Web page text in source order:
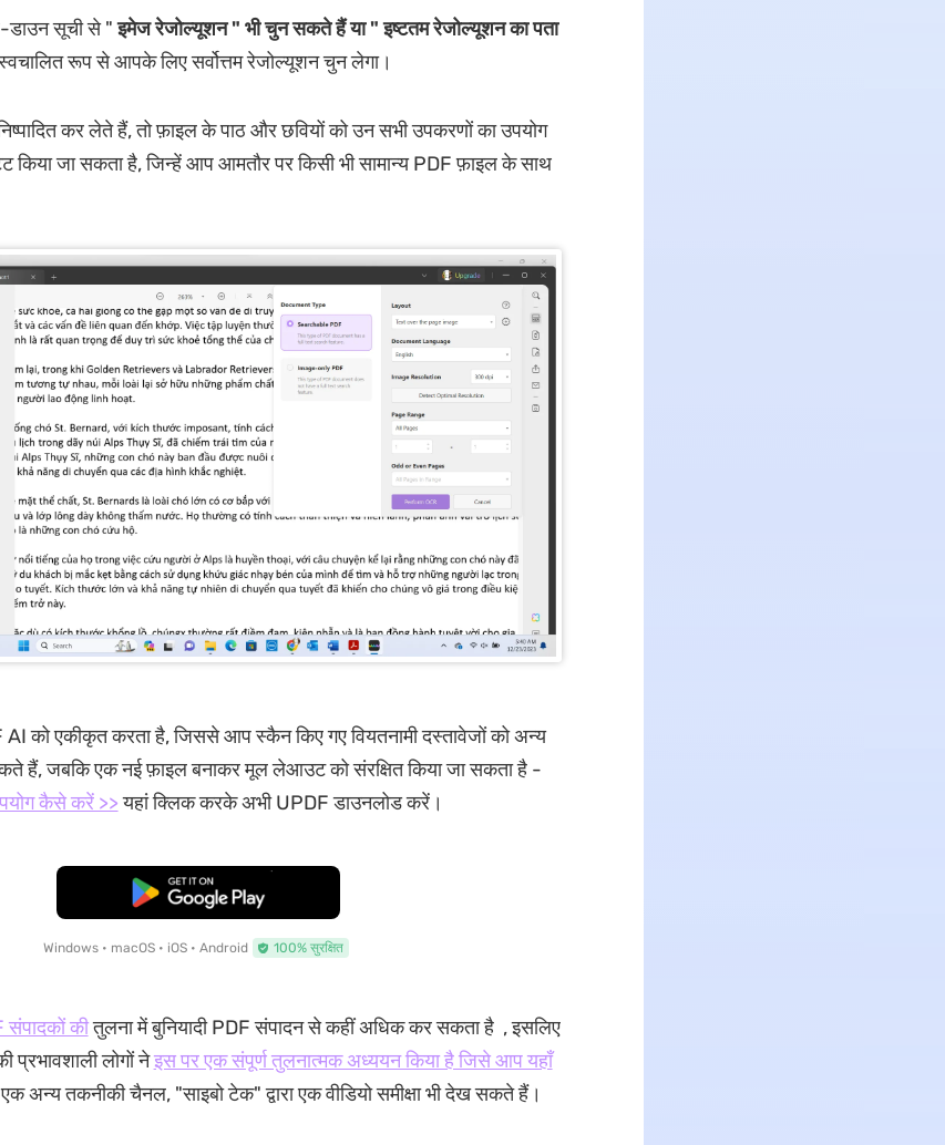
डाउन सूची से "इमेज रेजोल्यूशन " भी चुन सकते हैं या "इष्टतम रेजोल्यूशन का पता
रूप से आपके लिए सर्वोत्तम रेजोल्यूशन चुन लेगा।
कर लेते हैं, तो फ़ाइल के पाठ और छवियों को उन सभी उपकरणों का उपयोग
किया जा सकता है, जिन्हें आप आमतौर पर किसी भी सामान्य PDF फ़ाइल के साथ
को एकीकृत करता है, जिससे आप स्कैन किए गए वियतनामी दस्तावेजों को अन्य
हैं, जबकि एक नई फ़ाइल बनाकर मूल लेआउट को संरक्षित किया जा सकता है -
कैसे करें >>यहां क्लिक करके अभी UPDF डाउनलोड करें।
मुफ्त डाउनलोड
Windows • macOS • iOS • Android 100% सुरक्षित
कीतुलना में बुनियादी PDF संपादन से कहीं अधिक कर सकता है , इसलिए
लोगों नेइस पर एक संपूर्ण तुलनात्मक अध्ययन किया है जिसे आप यहाँ
अन्य तकनीकी चैनल, "साइबो टेक" द्वारा एक वीडियो समीक्षा भी देख सकते हैं।